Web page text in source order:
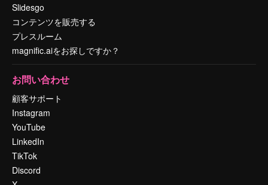
Slidesgo
コンテンツを販売する
プレスルーム
magnific.aiをお探しですか？
お問い合わせ
顧客サポート
Instagram
YouTube
LinkedIn
TikTok
Discord